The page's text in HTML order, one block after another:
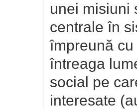
unei misiuni
centrale în
împreună
întreaga
social pe
interesate